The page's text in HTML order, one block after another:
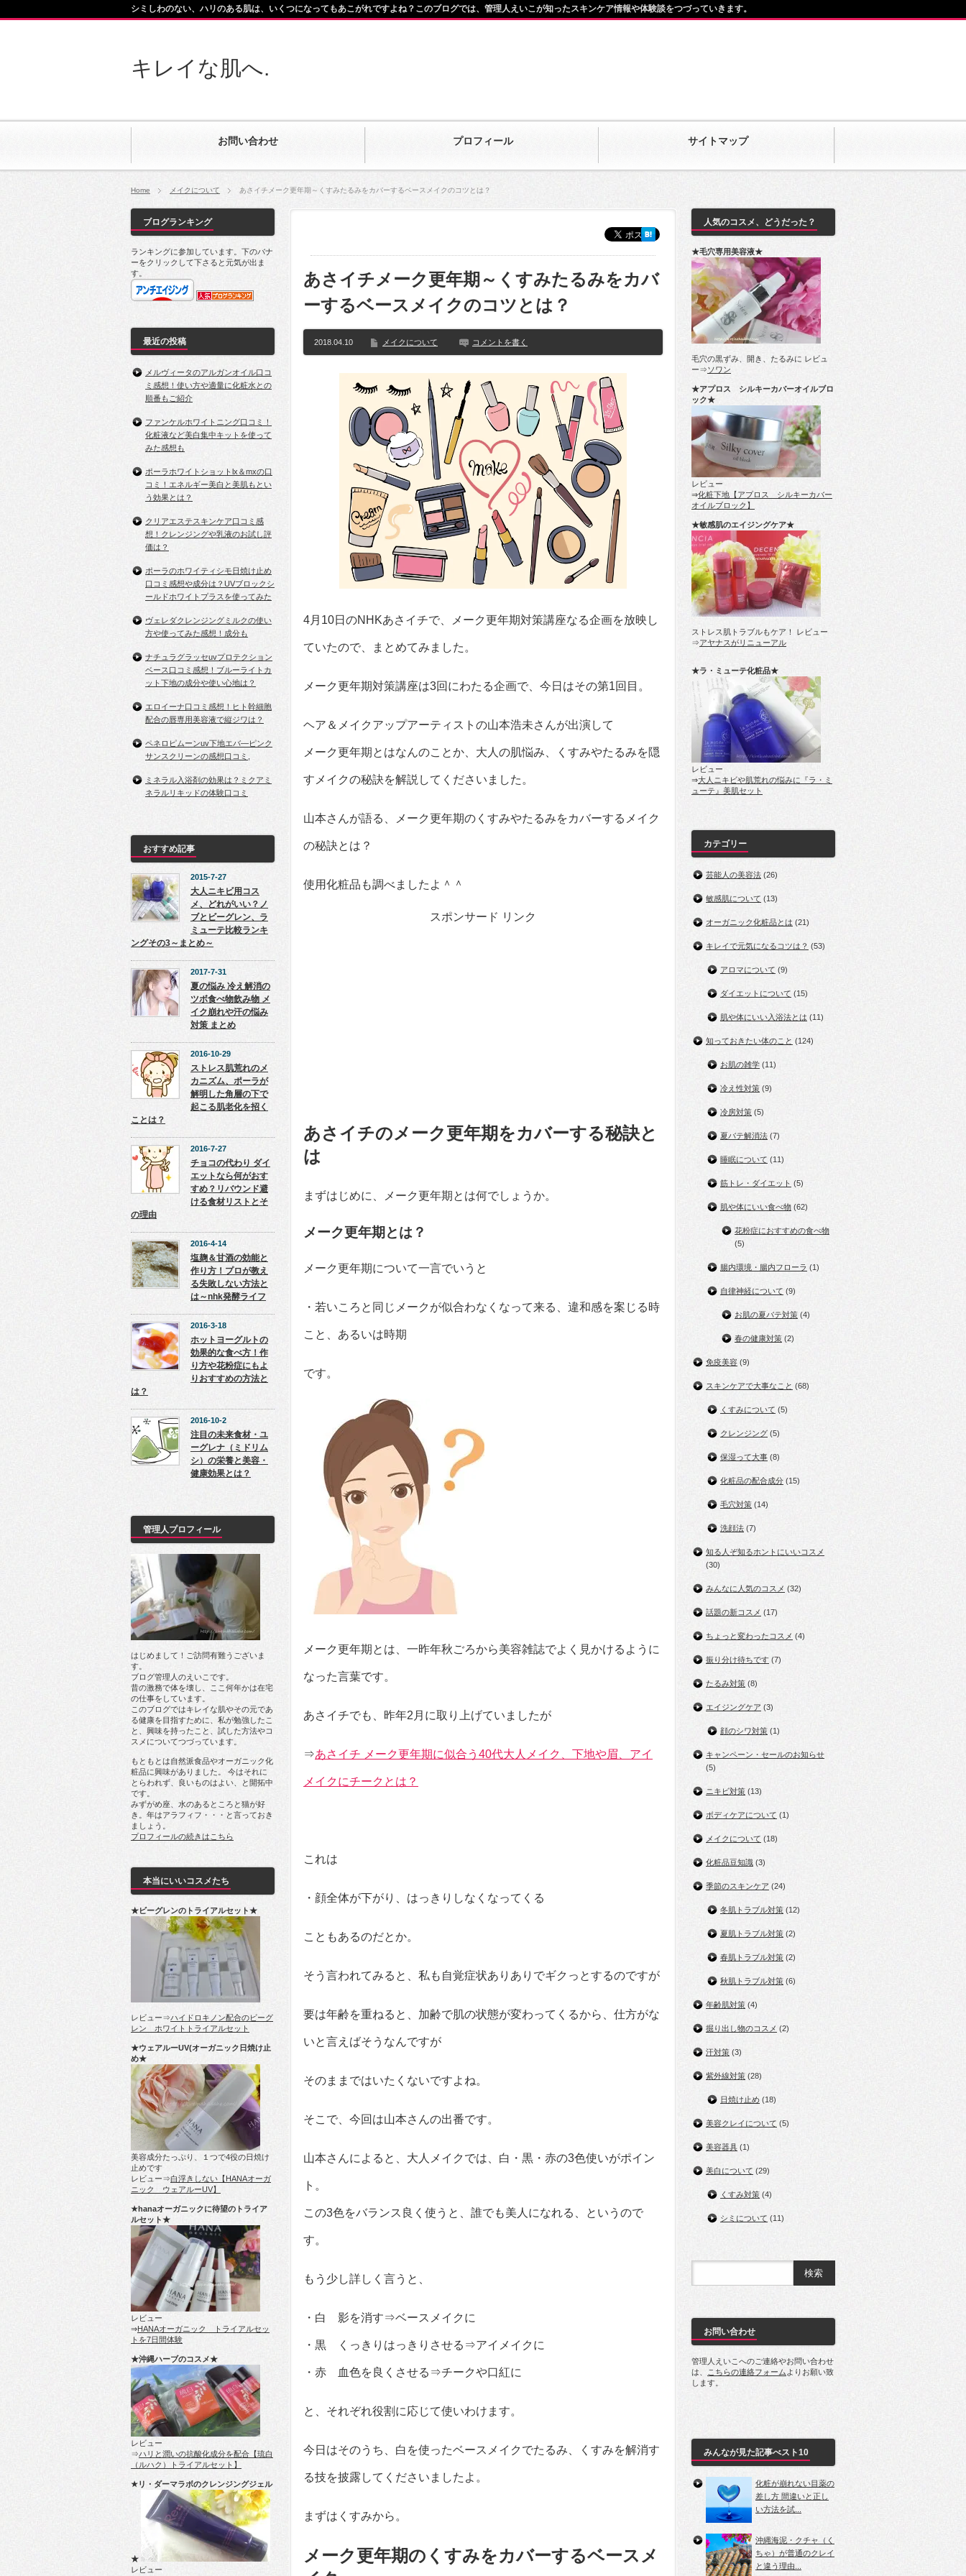
キレイな肌へ.
お問い合わせ プロフィール サイトマップ
シミしわのない、ハリのある肌は、いくつになってもあこがれですよね？このブログでは、管理人えいこが知ったスキンケア情報や体験談をつづっていきます。
Home メイクについて あさイチメーク更年期～くすみたるみをカバーするベースメイクのコツとは？
あさイチメーク更年期～くすみたるみをカバ
ーするベースメイクのコツとは？
2018.04.10 メイクについて コメントを書く
4月10日のNHKあさイチで、メーク更年期対策講座なる企画を放映し
ていたので、まとめてみました。
メーク更年期対策講座は3回にわたる企画で、今日はその第1回目。
ヘア＆メイクアップアーティストの山本浩未さんが出演して
メーク更年期とはなんのことか、大人の肌悩み、くすみやたるみを隠
すメイクの秘訣を解説してくださいました。
山本さんが語る、メーク更年期のくすみやたるみをカバーするメイク
の秘訣とは？
使用化粧品も調べましたよ＾＾
スポンサード リンク
あさイチのメーク更年期をカバーする秘訣と
は
まずはじめに、メーク更年期とは何でしょうか。
メーク更年期とは？
メーク更年期について一言でいうと
・若いころと同じメークが似合わなくなって来る、違和感を案じる時
こと、あるいは時期
です。
メーク更年期とは、一昨年秋ごろから美容雑誌でよく見かけるように
なった言葉です。
あさイチでも、昨年2月に取り上げていましたが
⇒あさイチ メーク更年期に似合う40代大人メイク、下地や眉、アイ
メイクにチークとは？
これは
・顔全体が下がり、はっきりしなくなってくる
こともあるのだとか。
そう言われてみると、私も自覚症状ありありでギクっとするのですが
要は年齢を重ねると、加齢で肌の状態が変わってくるから、仕方がな
いと言えばそうなんですが
そのままではいたくないですよね。
そこで、今回は山本さんの出番です。
山本さんによると、大人メイクでは、白・黒・赤の3色使いがポイン
ト。
この3色をバランス良く使うと、誰でも美人になれる、というので
す。
もう少し詳しく言うと、
・白 影を消す⇒ベースメイクに
・黒 くっきりはっきりさせる⇒アイメイクに
・赤 血色を良くさせる⇒チークや口紅に
と、それぞれ役割に応じて使いわけます。
今日はそのうち、白を使ったベースメイクでたるみ、くすみを解消す
る技を披露してくださいましたよ。
まずはくすみから。
メーク更年期のくすみをカバーするベースメ
ブログランキング
ランキングに参加しています。下のバナ
ーをクリックして下さると元気が出ま
す。
最近の投稿
メルヴィータのアルガンオイル口コ
ミ感想！使い方や適量に化粧水との
順番もご紹介
ファンケルホワイトニング口コミ！
化粧液など美白集中キットを使って
みた感想も
ポーラホワイトショットlx＆mxの口
コミ！エネルギー美白と美肌もとい
う効果とは？
クリアエステスキンケア口コミ感
想！クレンジングや乳液のお試し評
価は？
ポーラのホワイティシモ日焼け止め
口コミ感想や成分は？UVブロックシ
ールドホワイトプラスを使ってみた
ヴェレダクレンジングミルクの使い
方や使ってみた感想！成分も
ナチュラグラッセuvプロテクション
ベース口コミ感想！ブルーライトカ
ット下地の成分や使い心地は？
エロイーナ口コミ感想！ヒト幹細胞
配合の唇専用美容液で縦ジワは？
ペネロピムーンuv下地エバ―ピンク
サンスクリーンの感想口コミ,
ミネラル入浴剤の効果は？ミクアミ
ネラルリキッドの体験口コミ
おすすめ記事
2015-7-27
大人ニキビ用コス
メ、どれがいい？ノ
ブとビーグレン、ラ
ミューテ比較ランキ
ングその3～まとめ～
2017-7-31
夏の悩み 冷え解消の
ツボ食べ物飲み物 メ
イク崩れや汗の悩み
対策 まとめ
2016-10-29
ストレス肌荒れのメ
カニズム、ポーラが
解明した角層の下で
起こる肌老化を招く
ことは？
2016-7-27
チョコの代わり ダイ
エットなら何がおす
すめ？リバウンド避
ける食材リストとそ
の理由
2016-4-14
塩麹＆甘酒の効能と
作り方！プロが教え
る失敗しない方法と
は～nhk発酵ライフ
2016-3-18
ホットヨーグルトの
効果的な食べ方！作
り方や花粉症にもよ
りおすすめの方法と
は？
2016-10-2
注目の未来食材・ユ
ーグレナ（ミドリム
シ）の栄養と美容・
健康効果とは？
管理人プロフィール
はじめまして！ご訪問有難うございま
す。
ブログ管理人のえいこです。
昔の激務で体を壊し、ここ何年かは在宅
の仕事をしています。
このブログではキレイな肌やその元であ
る健康を目指すために、私が勉強したこ
と、興味を持ったこと、試した方法やコ
スメについてつづっています。
もともとは自然派食品やオーガニック化
粧品に興味がありました。 今はそれに
とらわれず、良いものはよい、と開拓中
です。
みずがめ座、水のあるところと猫が好
き。年はアラフィフ・・・と言っておき
ましょう。
プロフィールの続きはこちら
本当にいいコスメたち
★ビーグレンのトライアルセット★
レビュー⇒ハイドロキノン配合のビーグ
レン ホワイトトライアルセット
★ウェアルーUV(オーガニック日焼け止
め★
美容成分たっぷり、１つで4役の日焼け
止めです
レビュー⇒白浮きしない【HANAオーガ
ニック ウェアルーUV】
★hanaオーガニックに待望のトライア
ルセット★
レビュー
⇒HANAオーガニック トライアルセッ
トを7日間体験
★沖縄ハーブのコスメ★
レビュー
⇒ハリと潤いの抗酸化成分を配合【琉白
（ルハク）トライアルセット】
★リ・ダーマラボのクレンジングジェル
★
レビュー
人気のコスメ、どうだった？
★毛穴専用美容液★
毛穴の黒ずみ、開き、たるみに レビュ
ー⇒ソワン
★アプロス シルキーカバーオイルブロ
ック★
レビュー
⇒化粧下地【アプロス シルキーカバー
オイルブロック】
★敏感肌のエイジングケア★
ストレス肌トラブルもケア！ レビュー
⇒アヤナスがリニューアル
★ラ・ミューテ化粧品★
レビュー
⇒大人ニキビや肌荒れの悩みに『ラ・ミ
ューテ』美肌セット
カテゴリー
芸能人の美容法 (26)
敏感肌について (13)
オーガニック化粧品とは (21)
キレイで元気になるコツは？ (53)
アロマについて (9)
ダイエットについて (15)
肌や体にいい入浴法とは (11)
知っておきたい体のこと (124)
お肌の雑学 (11)
冷え性対策 (9)
冷房対策 (5)
夏バテ解消法 (7)
睡眠について (11)
筋トレ・ダイエット (5)
肌や体にいい食べ物 (62)
花粉症におすすめの食べ物
(5)
腸内環境・腸内フローラ (1)
自律神経について (9)
お肌の夏バテ対策 (4)
春の健康対策 (2)
免疫美容 (9)
スキンケアで大事なこと (68)
くすみについて (5)
クレンジング (5)
保湿って大事 (8)
化粧品の配合成分 (15)
毛穴対策 (14)
洗顔法 (7)
知る人ぞ知るホントにいいコスメ
(30)
みんなに人気のコスメ (32)
話題の新コスメ (17)
ちょっと変わったコスメ (4)
振り分け待ちです (7)
たるみ対策 (8)
エイジングケア (3)
顔のシワ対策 (1)
キャンペーン・セールのお知らせ
(5)
ニキビ対策 (13)
ボディケアについて (1)
メイクについて (18)
化粧品豆知識 (3)
季節のスキンケア (24)
冬肌トラブル対策 (12)
夏肌トラブル対策 (2)
春肌トラブル対策 (2)
秋肌トラブル対策 (6)
年齢肌対策 (4)
掘り出し物のコスメ (2)
汗対策 (3)
紫外線対策 (28)
日焼け止め (18)
美容クレイについて (5)
美容器具 (1)
美白について (29)
くすみ対策 (4)
シミについて (11)
お問い合わせ
管理人えいこへのご連絡やお問い合わせ
は、
こちらの連絡フォーム よりお願い致
します。
みんなが見た記事べスト10
化粧が崩れない目薬の
差し方 間違いと正し
い方法を試...
沖縄海泥・クチャ（く
ちゃ）が普通のクレイ
と違う理由...